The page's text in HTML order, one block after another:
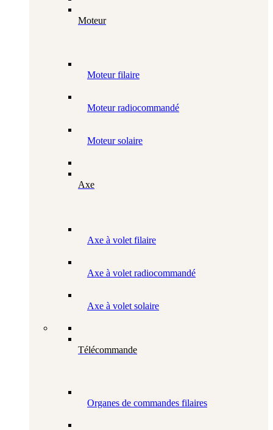
Moteur
Moteur filaire
Moteur radiocommandé
Moteur solaire
Axe
Axe à volet filaire
Axe à volet radiocommandé
Axe à volet solaire
Télécommande
Organes de commandes filaires